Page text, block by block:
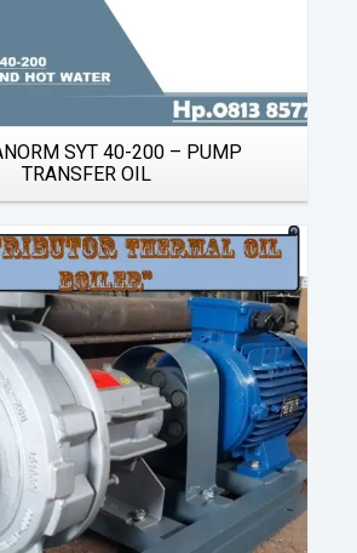
SYT 40-200 – PUMP
TRANSFER OIL
Details